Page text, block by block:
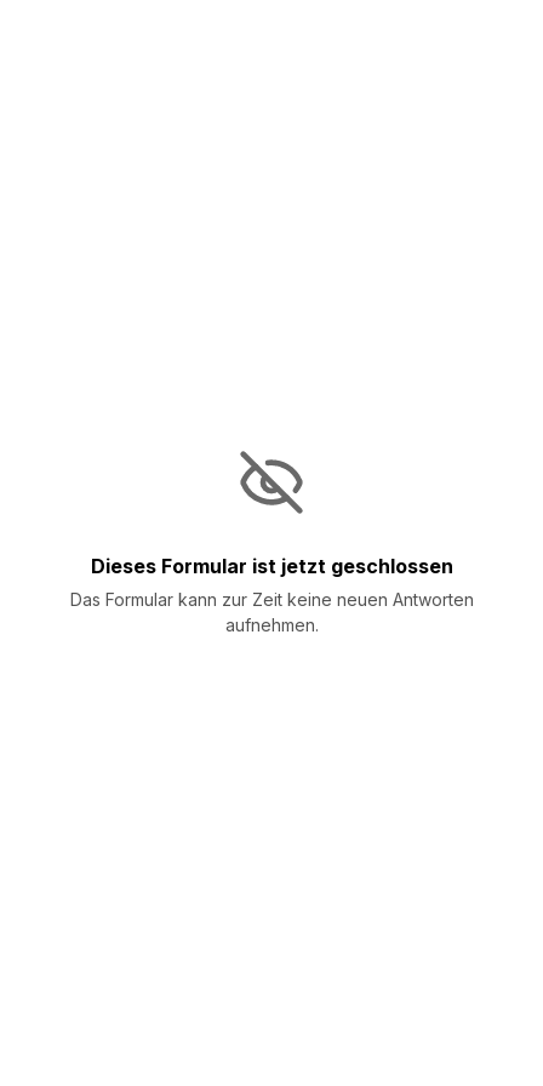
Dieses Formular ist jetzt geschlossen
Das Formular kann zur Zeit keine neuen Antworten
aufnehmen.